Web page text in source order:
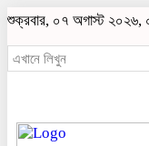
শুক্রবার, ০৭ অগাস্ট ২০২৬,